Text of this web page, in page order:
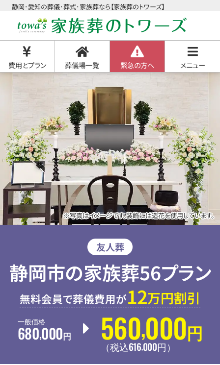
静岡･愛知の葬儀･葬式･家族葬なら【家族葬のトワーズ】
費用とプラン 葬儀場一覧 緊急の方へ メニュー
※写真はイメージです。装飾には造花を使用しています。
友人葬
静岡市の家族葬56プラン
無料会員で葬儀費用が12万円割引
一般価格
680,000 円 560,000 円
（税込616,000円 ）